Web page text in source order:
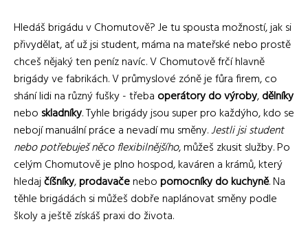
Hledáš brigádu v Chomutově? Je tu spousta možností, jak si
přivydělat, ať už jsi student, máma na mateřské nebo prostě
chceš nějaký ten peníz navíc. V Chomutově frčí hlavně
brigády ve fabrikách. V průmyslové zóně je fůra firem, co
shání lidi na různý fušky - třeba operátory do výroby,dělníky
nebo skladníky. Tyhle brigády jsou super pro každýho, kdo se
nebojí manuální práce a nevadí mu směny.Jestli jsi student
nebo potřebuješ něco flexibilnějšího, můžeš zkusit služby. Po
celým Chomutově je plno hospod, kaváren a krámů, který
hledajčíšníky,prodavačenebopomocníky do kuchyně. Na
těhle brigádách si můžeš dobře naplánovat směny podle
školy a ještě získáš praxi do života.